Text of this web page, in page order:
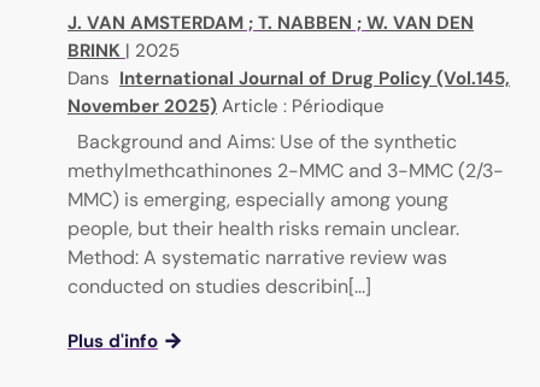
J. VAN AMSTERDAM ; T. NABBEN ; W. VAN DEN
BRINK | 2025
Dans International Journal of Drug Policy (Vol.145,
November 2025) Article : Périodique
Background and Aims: Use of the synthetic
methylmethcathinones 2-MMC and 3-MMC (2/3-
MMC) is emerging, especially among young
people, but their health risks remain unclear.
Method: A systematic narrative review was
conducted on studies describin[...]
Plus d'info